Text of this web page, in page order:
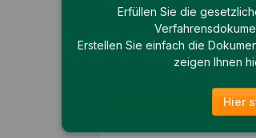
Erfüllen Sie die
Erstellen Sie einfach die
zeigen Ihnen
Hier